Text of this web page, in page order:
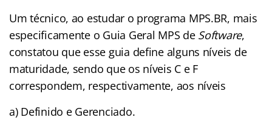
Um técnico, ao estudar o programa MPS.BR, mais
especificamente o Guia Geral MPS de Software,
constatou que esse guia define alguns níveis de
maturidade, sendo que os níveis C e F
correspondem, respectivamente, aos níveis
a) Definido e Gerenciado.